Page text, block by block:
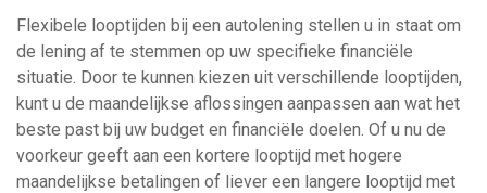
Flexibele looptijden bij een autolening stellen u in staat om
de lening af te stemmen op uw specifieke financiële
situatie. Door te kunnen kiezen uit verschillende looptijden,
kunt u de maandelijkse aflossingen aanpassen aan wat het
beste past bij uw budget en financiële doelen. Of u nu de
voorkeur geeft aan een kortere looptijd met hogere
maandelijkse betalingen of liever een langere looptijd met